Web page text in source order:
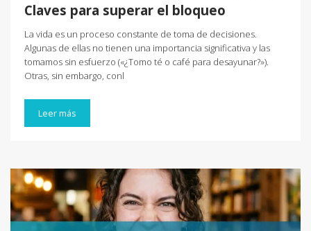
Claves para superar el bloqueo
La vida es un proceso constante de toma de decisiones.
Algunas de ellas no tienen una importancia significativa y las
tomamos sin esfuerzo («¿Tomo té o café para desayunar?»).
Otras, sin embargo, conl
Leer más